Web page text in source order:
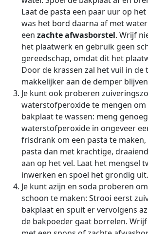
Laat de pasta een paar uur op
was het bord daarna af met
een zachte afwasborstel. Wrijf
het plaatwerk en gebruik geen
gereedschap, omdat dit het
Door de krassen zal het vuil in de
makkelijker aan de demper
Je kunt ook proberen
waterstofperoxide te mengen om
bakplaat te wassen: meng genoeg
waterstofperoxide in ongeveer
frisdrank om een pasta te
pasta dan met krachtige,
aan op het vel. Laat het mengsel
inwerken en spoel het grondig uit.
Je kunt azijn en soda proberen
schoon te maken: Strooi eerst
bakplaat en spuit er vervolgens
de bakpoeder gaat borrelen.